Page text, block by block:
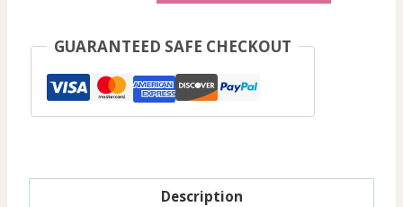
Chambertin
Clos
De
Du
GUARANTEED SAFE CHECKOUT
Description